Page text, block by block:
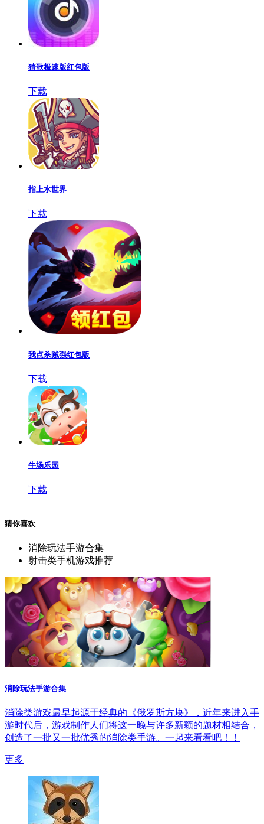
猜歌极速版红包版
下载
指上水世界
下载
我点杀贼强红包版
下载
牛场乐园
下载
猜你喜欢
消除玩法手游合集
射击类手机游戏推荐
消除玩法手游合集
消除类游戏最早起源于经典的《俄罗斯方块》，近年来进入手
游时代后，游戏制作人们将这一晚与许多新颖的题材相结合，
创造了一批又一批优秀的消除类手游。一起来看看吧！！
更多